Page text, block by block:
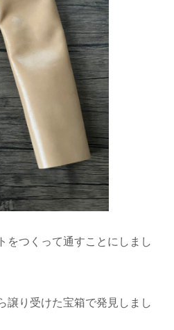
をつくって通すことにしまし
譲り受けた宝箱で発見しまし